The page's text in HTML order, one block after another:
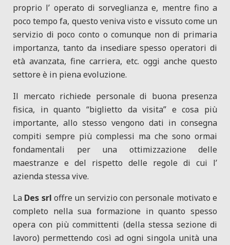
proprio l’ operato di sorveglianza e, mentre fino a
poco tempo fa, questo veniva visto e vissuto come un
servizio di poco conto o comunque non di primaria
importanza, tanto da insediare spesso operatori di
età avanzata, fine carriera, etc. oggi anche questo
settore è in piena evoluzione.
Il mercato richiede personale di buona presenza
fisica, in quanto “biglietto da visita” e cosa più
importante, allo stesso vengono dati in consegna
compiti sempre più complessi ma che sono ormai
fondamentali per una ottimizzazione delle
maestranze e del rispetto delle regole di cui l’
azienda stessa vive.
La Des srl offre un servizio con personale motivato e
completo nella sua formazione in quanto spesso
opera con più committenti (della stessa sezione di
lavoro) permettendo così ad ogni singola unità una